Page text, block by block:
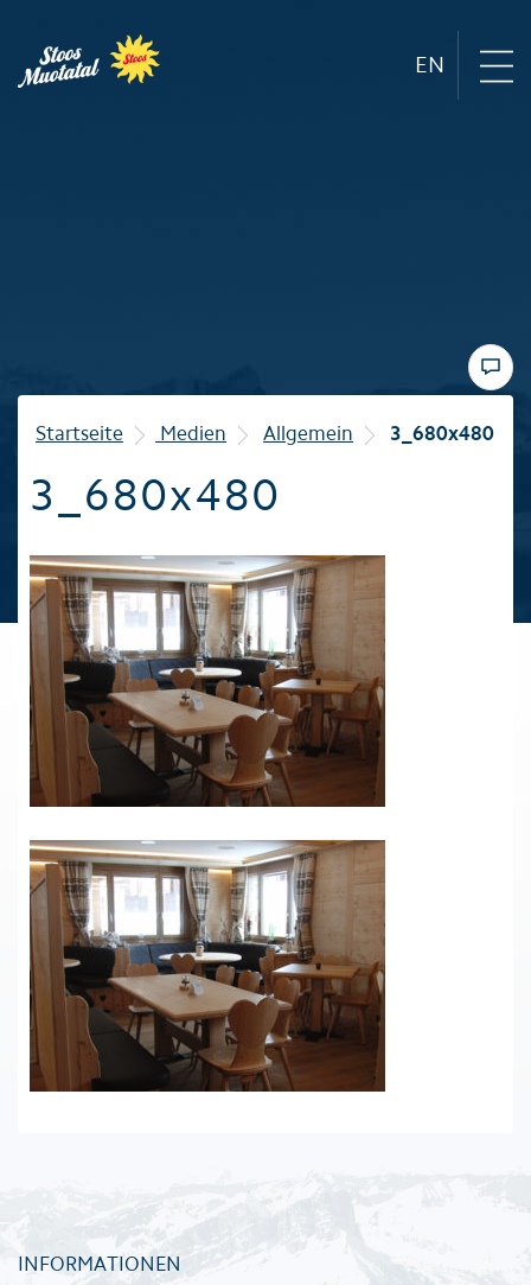
EN
Winter
Familie
Startseite Medien Allgemein 3_680x480
3_680x480
INFORMATIONEN